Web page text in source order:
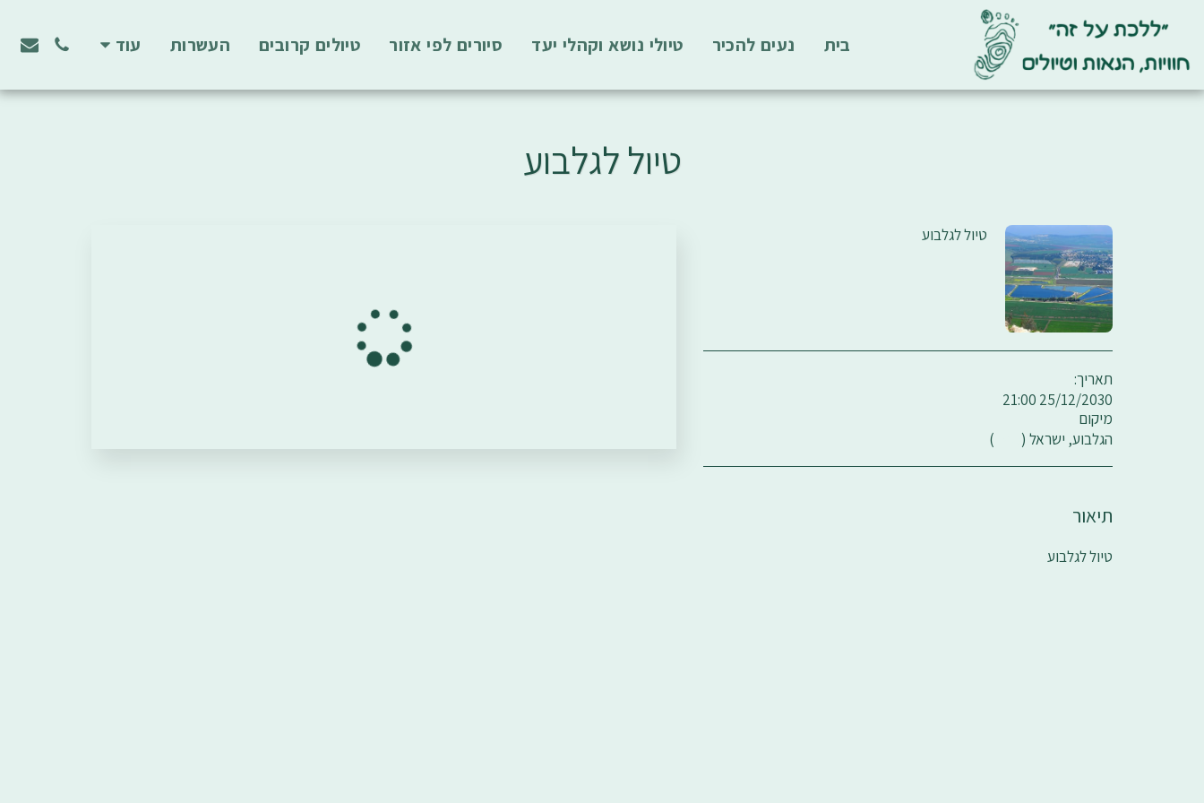
בית נעים להכיר טיולי נושא וקהלי יעד סיורים לפי אזור טיולים קרובים העשרות עוד
טיול לגלבוע
טיול לגלבוע
תאריך:
25/12/2030 21:00
מיקום
הגלבוע, ישראל (
)
תיאור
טיול לגלבוע